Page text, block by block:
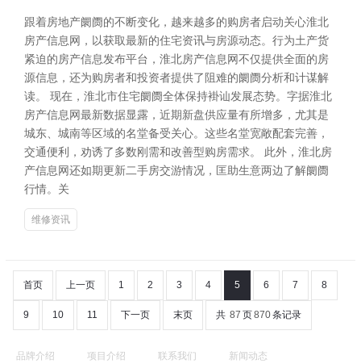
跟着房地产阛阓的不断变化，越来越多的购房者启动关心淮北
房产信息网，以获取最新的住宅资讯与房源动态。行为土产货
紧迫的房产信息发布平台，淮北房产信息网不仅提供全面的房
源信息，还为购房者和投资者提供了阻难的阛阓分析和计谋解
读。 现在，淮北市住宅阛阓全体保持褂讪发展态势。字据淮北
房产信息网最新数据显露，近期新盘供应量有所增多，尤其是
城东、城南等区域的名堂备受关心。这些名堂宽敞配套完善，
交通便利，劝诱了多数刚需和改善型购房需求。 此外，淮北房
产信息网还如期更新二手房交游情况，匡助生意两边了解阛阓
行情。关
维修资讯
首页 上一页 1 2 3 4 5 6 7 8
9 10 11 下一页 末页 共 87 页870条记录
品牌介绍 项目介绍 联系我们 新闻动态